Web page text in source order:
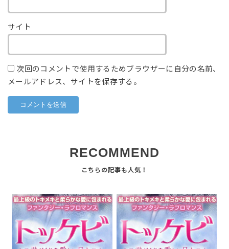
サイト
次回のコメントで使用するためブラウザーに自分の名前、
メールアドレス、サイトを保存する。
RECOMMEND